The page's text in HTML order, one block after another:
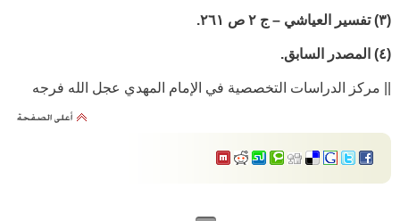
(٣) تفسير العياشي – ج ٢ ص ٢٦١.
(٤) المصدر السابق.
|| مركز الدراسات التخصصية في الإمام المهدي عجل الله فرجه